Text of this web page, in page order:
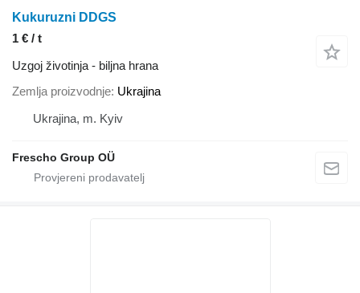
Kukuruzni DDGS
1 € / t
Uzgoj životinja - biljna hrana
Zemlja proizvodnje Ukrajina
Ukrajina, m. Kyiv
Frescho Group OÜ